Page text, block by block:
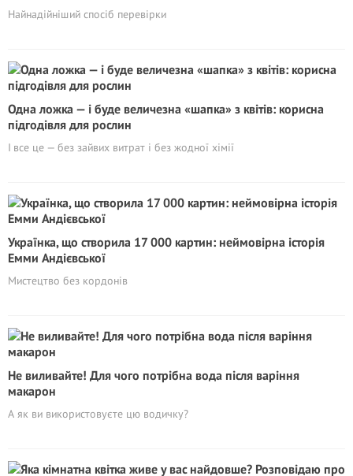
Найнадійніший спосіб перевірки
Одна ложка — і буде величезна «шапка» з квітів: корисна
підгодівля для рослин
І все це — без зайвих витрат і без жодної хімії
Українка, що створила 17 000 картин: неймовірна історія
Емми Андієвської
Мистецтво без кордонів
Не виливайте! Для чого потрібна вода після варіння
макарон
А як ви використовуєте цю водичку?